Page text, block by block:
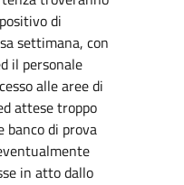
di
settimana, con
il personale
alle aree di
attese troppo
banco di prova
in atto dallo